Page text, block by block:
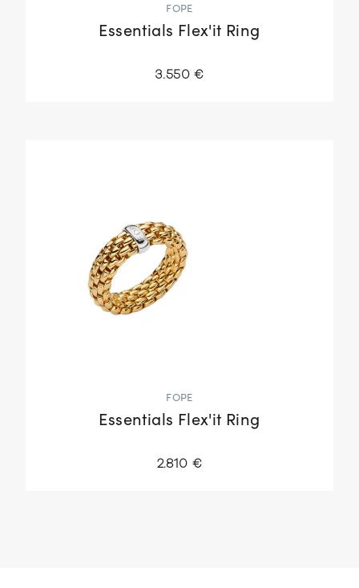
FOPE
Essentials Flex'it Ring
3.550 €
FOPE
Essentials Flex'it Ring
2.810 €